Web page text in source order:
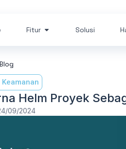
Fitur Solusi
Helm Proyek
09/2024